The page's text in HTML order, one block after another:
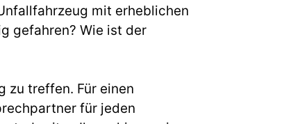
mit erheblichen
gefahren? Wie ist der
zu treffen. Für einen
für jeden